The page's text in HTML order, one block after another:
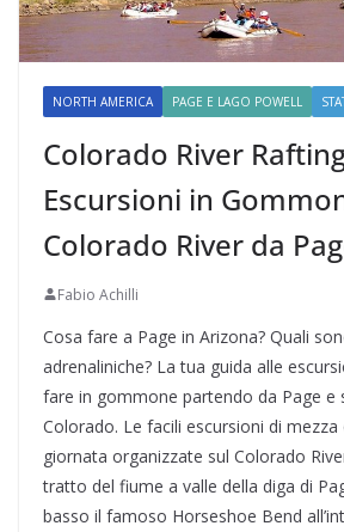
NORTH AMERICA PAGE E LAGO POWELL
Colorado River
Escursioni in
Colorado River da
Fabio Achilli
Cosa fare a Page in Arizona? Quali
adrenaliniche? La tua guida alle
fare in gommone partendo da Page e
Colorado. Le facili escursioni di mezza
giornata organizzate sul Colorado
tratto del fiume a valle della diga di
basso il famoso Horseshoe Bend